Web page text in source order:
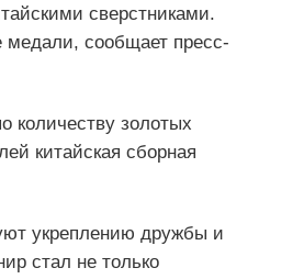
сверстниками.
медали, сообщает пресс-
количеству золотых
китайская сборная
укреплению дружбы и
стал не только